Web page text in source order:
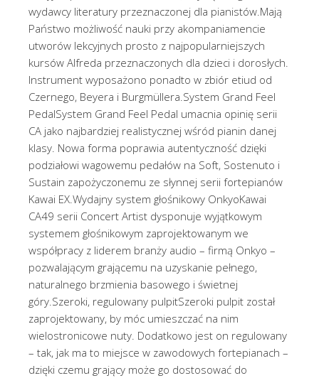
wydawcy literatury przeznaczonej dla pianistów.Mają
Państwo możliwość nauki przy akompaniamencie
utworów lekcyjnych prosto z najpopularniejszych
kursów Alfreda przeznaczonych dla dzieci i dorosłych.
Instrument wyposażono ponadto w zbiór etiud od
Czernego, Beyera i Burgmüllera.System Grand Feel
PedalSystem Grand Feel Pedal umacnia opinię serii
CA jako najbardziej realistycznej wśród pianin danej
klasy. Nowa forma poprawia autentyczność dzięki
podziałowi wagowemu pedałów na Soft, Sostenuto i
Sustain zapożyczonemu ze słynnej serii fortepianów
Kawai EX.Wydajny system głośnikowy OnkyoKawai
CA49 serii Concert Artist dysponuje wyjątkowym
systemem głośnikowym zaprojektowanym we
współpracy z liderem branży audio – firmą Onkyo –
pozwalającym grającemu na uzyskanie pełnego,
naturalnego brzmienia basowego i świetnej
góry.Szeroki, regulowany pulpitSzeroki pulpit został
zaprojektowany, by móc umieszczać na nim
wielostronicowe nuty. Dodatkowo jest on regulowany
– tak, jak ma to miejsce w zawodowych fortepianach –
dzięki czemu grający może go dostosować do